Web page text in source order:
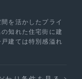
を活かしたプライ
知れた住宅街に建
建ては特別感溢れ